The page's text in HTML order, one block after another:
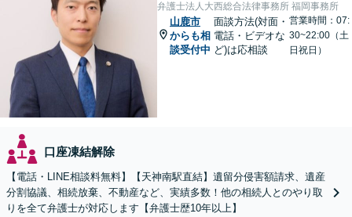
弁護士法人大西総合法律事務所 福岡事務所
山鹿市
からも相
談受付中
面談方法(対面・
電話・ビデオな
ど)は応相談
営業時間：07:
30~22:00（土
日祝日）
口座凍結解除
【電話・LINE相談料無料】【天神南駅直結】遺留分侵害額請求、遺産
分割協議、相続放棄、不動産など、実績多数！他の相続人とのやり取
りを全て弁護士が対応します【弁護士歴10年以上】